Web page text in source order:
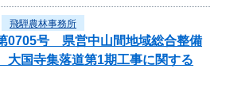
飛騨農林事務所
0705号 県営中山間地域総合整備
国寺集落道第1期工事に関する